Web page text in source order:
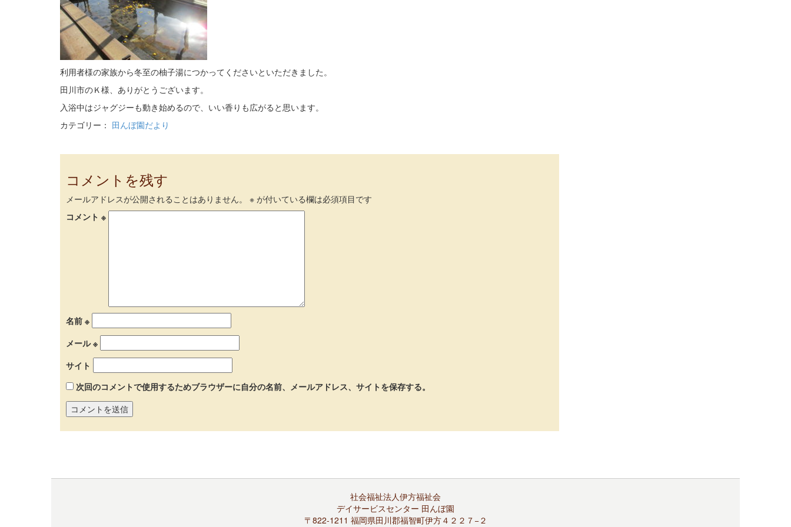
利用者様の家族から冬至の柚子湯につかってくださいといただきました。
田川市のＫ様、ありがとうございます。
入浴中はジャグジーも動き始めるので、いい香りも広がると思います。
カテゴリー： 田んぼ園だより
コメントを残す
メールアドレスが公開されることはありません。 ※ が付いている欄は必須項目です
コメント ※
名前 ※
メール※
サイト
次回のコメントで使用するためブラウザーに自分の名前、メールアドレス、サイトを保存する。
社会福祉法人伊方福祉会
デイサービスセンター 田んぼ園
〒822-1211 福岡県田川郡福智町伊方４２２７−２